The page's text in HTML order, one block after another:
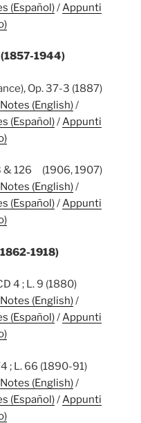
(Español)/ Appunti
1944)
Op. 37-3 (1887)
Notes (English)/
(Español)/ Appunti
& 126 (1906, 1907)
Notes (English)/
(Español)/Appunti
1918)
4 ; L. 9 (1880)
Notes (English)/
(Español)/Appunti
; L. 66 (1890-91)
Notes (English)/
(Español)/ Appunti